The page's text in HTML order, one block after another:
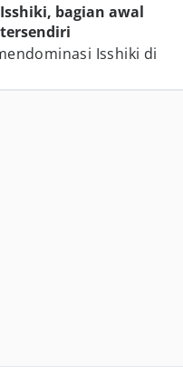
bagian awal
Isshiki di